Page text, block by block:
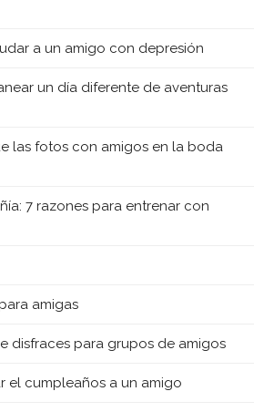
a un amigo con depresión
un día diferente de aventuras
las fotos con amigos en la boda
7 razones para entrenar con
amigas
disfraces para grupos de amigos
el cumpleaños a un amigo